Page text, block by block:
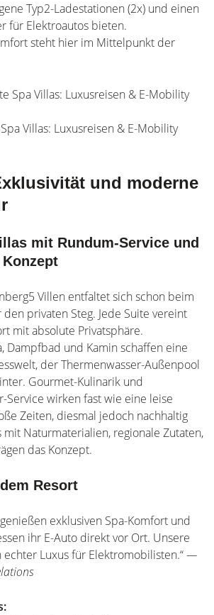
Typ2-Ladestationen (2x) und einen
für Elektroautos bieten.
steht hier im Mittelpunkt der
Villas: Luxusreisen & E-Mobility
und moderne
mit Rundum-Service und
Villen entfaltet sich schon beim
privaten Steg. Jede Suite vereint
mit absolute Privatsphäre.
Dampfbad und Kamin schaffen eine
der Thermenwasser-Außenpool
Gourmet-Kulinarik und
Service wirken fast wie eine leise
Zeiten, diesmal jedoch nachhaltig
Naturmaterialien, regionale Zutaten,
das Konzept.
Resort
exklusiven Spa-Komfort und
ihr E-Auto direkt vor Ort. Unsere
Luxus für Elektromobilisten.“—